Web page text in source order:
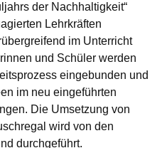
der Nachhaltigkeit“
Lehrkräften
im Unterricht
und Schüler werden
eingebunden und
im neu eingeführten
Die Umsetzung von
wird von den
durchgeführt.